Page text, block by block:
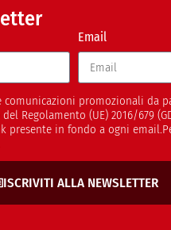
Email
promozionali da
Regolamento (UE) 2016/679
presente in fondo a ogni
ISCRIVITI ALLA NEWSLETTER